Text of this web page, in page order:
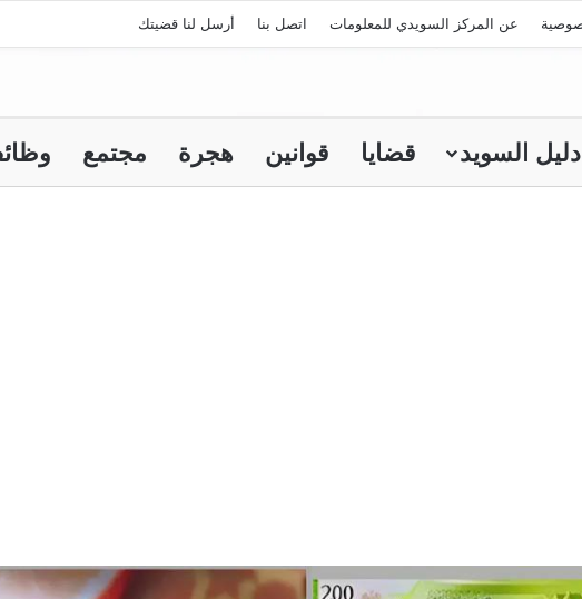
عن المركز السويدي للمعلومات اتصل بنا أرسل لنا قضيتك
دليل السويد قضايا قوانين هجرة مجتمع